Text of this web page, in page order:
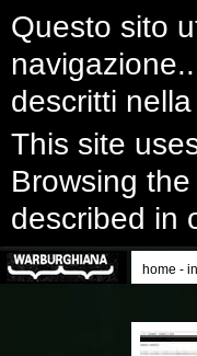
Questo sito
descritti
This site
Browsing
described in
home -